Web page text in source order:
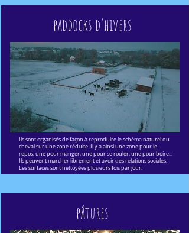
paddocks d'hivers
Ils sont organisés de façon à reproduire le schéma naturel du
cheval sur une zone réduite. Il y a ainsi une zone pour le
repos, une pour manger, une pour se rouler, une pour boire...
Ils peuvent marcher librement et avoir des relations sociales.
Les surfaces sont nettoyées plusieurs fois par jour.
pâtures